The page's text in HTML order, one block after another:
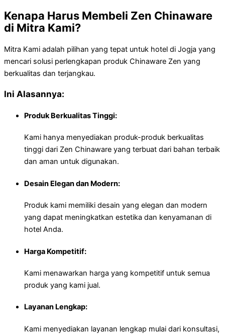
Kenapa Harus Membeli Zen Chinaware
di Mitra Kami?
Mitra Kami adalah pilihan yang tepat untuk hotel di Jogja yang
mencari solusi perlengkapan produk Chinaware Zen yang
berkualitas dan terjangkau.
Ini Alasannya:
Produk Berkualitas Tinggi:
Kami hanya menyediakan produk-produk berkualitas
tinggi dari Zen Chinaware yang terbuat dari bahan terbaik
dan aman untuk digunakan.
Desain Elegan dan Modern:
Produk kami memiliki desain yang elegan dan modern
yang dapat meningkatkan estetika dan kenyamanan di
hotel Anda.
Harga Kompetitif:
Kami menawarkan harga yang kompetitif untuk semua
produk yang kami jual.
Layanan Lengkap:
Kami menyediakan layanan lengkap mulai dari konsultasi,